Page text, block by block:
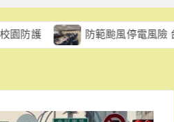
名
防範颱風停電風險 台電台南區